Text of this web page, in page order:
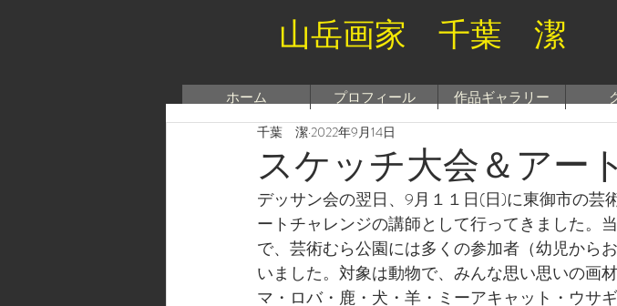
山岳画家 千葉 潔
ホーム プロフィール 作品ギャラリー
スケッチ大会＆アー
千葉 潔 2022年9月14日
デッサン会の翌日、9月１１日(日)に東御市の芸
ートチャレンジの講師として行ってきました。
で、芸術むら公園には多くの参加者（幼児から
いました。対象は動物で、みんな思い思いの画
マ・ロバ・鹿・犬・羊・ミーアキャット・ウサ